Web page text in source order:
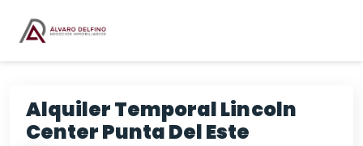
Alquiler Temporal Lincoln
Center Punta Del Este